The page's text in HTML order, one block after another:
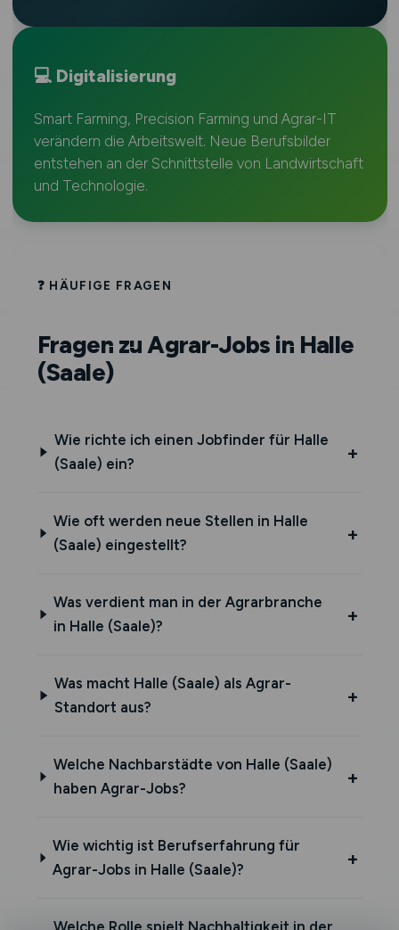
💻 Digitalisierung
Smart Farming, Precision Farming und Agrar-IT
verändern die Arbeitswelt. Neue Berufsbilder
entstehen an der Schnittstelle von Landwirtschaft
und Technologie.
❓ HÄUFIGE FRAGEN
Fragen zu Agrar-Jobs in Halle
(Saale)
Wie richte ich einen Jobfinder für Halle
(Saale) ein?
Wie oft werden neue Stellen in Halle
(Saale) eingestellt?
Was verdient man in der Agrarbranche
in Halle (Saale)?
Was macht Halle (Saale) als Agrar-
Standort aus?
Welche Nachbarstädte von Halle (Saale)
haben Agrar-Jobs?
Wie wichtig ist Berufserfahrung für
Agrar-Jobs in Halle (Saale)?
Welche Rolle spielt Nachhaltigkeit in der